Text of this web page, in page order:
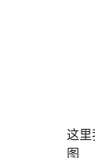
这里
图